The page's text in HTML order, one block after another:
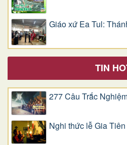
Giáo xứ Ea Tul:
TIN
277 Câu Trắc
Nghi thức lễ Gia Tiên